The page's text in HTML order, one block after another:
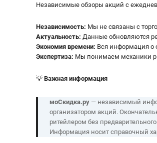
Независимые обзоры акций с
Независимость: Мы не связаны с
Актуальность: Данные обновляются
Экономия времени: Вся информация о
Экспертиза: Мы понимаем механики
💡 Важная информация
моСкидка.ру— независимый
организатором акций.
ритейлером без
Информация носит справочный